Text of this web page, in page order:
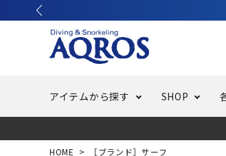
アイテムから探す
ラッシュガード・水着・マリンウェア
SHOP
池袋店／IKEBUKURO
バッテリー交換
ニュース
ご利用ガイド
HOME ［ブランド］サーフ